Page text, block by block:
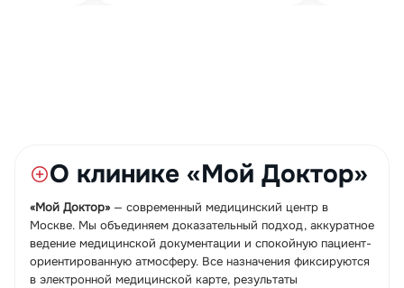
О клинике «Мой Доктор»
«Мой Доктор» — современный медицинский центр в
Москве. Мы объединяем доказательный подход, аккуратное
ведение медицинской документации и спокойную пациент-
ориентированную атмосферу. Все назначения фиксируются
в электронной медицинской карте, результаты